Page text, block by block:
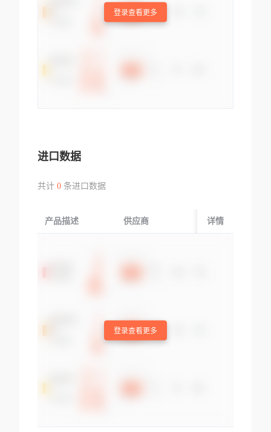
登录查看更多
进口数据
共计 0条进口数据
产品描述 供应商 起运国/地区
详情
登录查看更多